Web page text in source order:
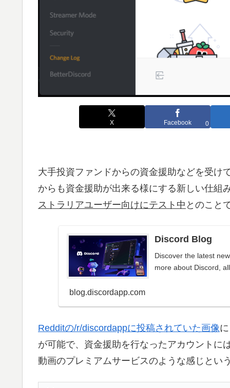
X Facebook 0
大手投資ファンドからの資金援助などを受け
からも資金援助が出来る様にする新しい仕組
ストラリアユーザー向けにテスト中 とのこと
Discord Blog
Discover the latest
more about Discord,
blog.discordapp.com
Redditの/r/discordappに投稿されていた画像
が可能で、資金援助を行なったアカウントに
動画のプレミアムサービスのような感じとい